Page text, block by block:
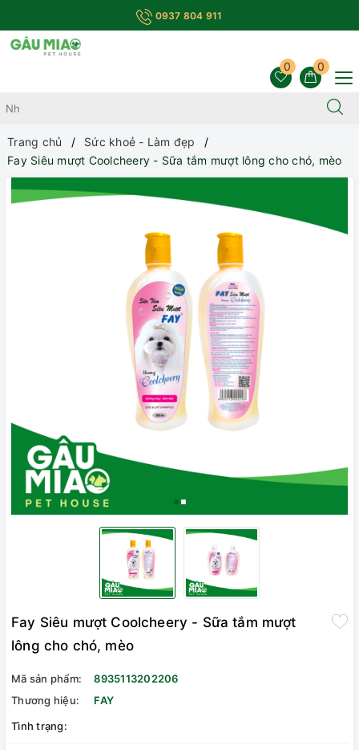
0937 804 911
0
0
Trang chủ
Sức khoẻ - Làm đẹp
Fay Siêu mượt Coolcheery - Sữa tắm mượt lông cho chó, mèo
Fay Siêu mượt Coolcheery - Sữa tắm mượt
lông cho chó, mèo
Mã sản phẩm:
8935113202206
Thương hiệu:
FAY
Tình trạng: